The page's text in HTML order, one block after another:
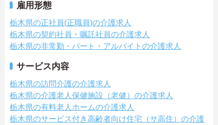
雇用形態
栃木県の正社員(正職員)の介護求人
栃木県の契約社員・嘱託社員の介護求人
栃木県の非常勤・パート・アルバイトの介護求人
サービス内容
栃木県の訪問介護の介護求人
栃木県の介護老人保健施設（老健）の介護求人
栃木県の有料老人ホームの介護求人
栃木県のサービス付き高齢者向け住宅（サ高住）の介護